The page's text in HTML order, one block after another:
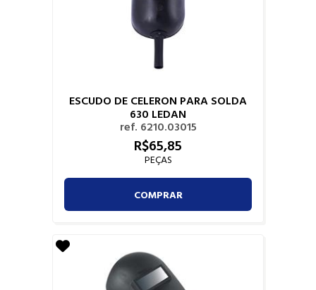
ESCUDO DE CELERON PARA SOLDA
630 LEDAN
ref. 6210.03015
R$65,85
PEÇAS
COMPRAR